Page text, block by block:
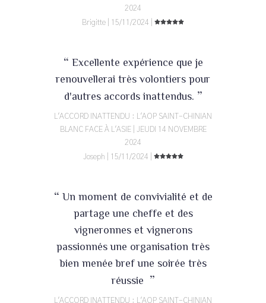
2024
Brigitte | 15/11/2024 |
“ Excellente expérience que je
renouvellerai très volontiers pour
d'autres accords inattendus. ”
L'ACCORD INATTENDU : L'AOP SAINT-CHINIAN
BLANC FACE À L'ASIE | JEUDI 14 NOVEMBRE
2024
Joseph | 15/11/2024 |
“ Un moment de convivialité et de
partage une cheffe et des
vigneronnes et vignerons
passionnés une organisation très
bien menée bref une soirée très
réussie ”
L'ACCORD INATTENDU : L'AOP SAINT-CHINIAN